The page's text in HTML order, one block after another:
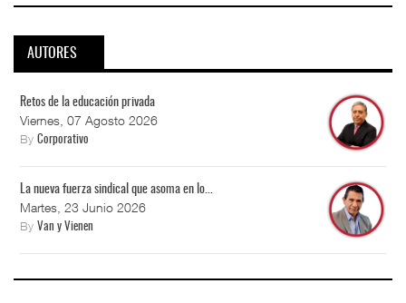
AUTORES
Retos de la educación privada
Viernes, 07 Agosto 2026
By Corporativo
La nueva fuerza sindical que asoma en lo...
Martes, 23 Junio 2026
By Van y Vienen